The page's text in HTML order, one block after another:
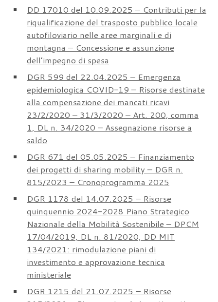
DD 17010 del 10.09.2025 – Contributi per la
riqualificazione del trasposto pubblico locale
autofiloviario nelle aree marginali e di
montagna – Concessione e assunzione
dell’impegno di spesa
DGR 599 del 22.04.2025 – Emergenza
epidemiologica COVID-19 – Risorse destinate
alla compensazione dei mancati ricavi
23/2/2020 – 31/3/2020 – Art. 200, comma
1, DL n. 34/2020 – Assegnazione risorse a
saldo
DGR 671 del 05.05.2025 – Finanziamento
dei progetti di sharing mobility – DGR n.
815/2023 – Cronoprogramma 2025
DGR 1178 del 14.07.2025 – Risorse
quinquennio 2024-2028 Piano Strategico
Nazionale della Mobilità Sostenibile – DPCM
17/04/2019, DL n. 81/2020, DD MIT
134/2021: rimodulazione piani di
investimento e approvazione tecnica
ministeriale
DGR 1215 del 21.07.2025 – Risorse